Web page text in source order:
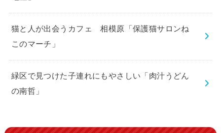
猫と人が出会うカフェ 相模原「保護猫サロンね
このマーチ」
緑区で見つけた子連れにもやさしい「肉汁うどん
の南哲」